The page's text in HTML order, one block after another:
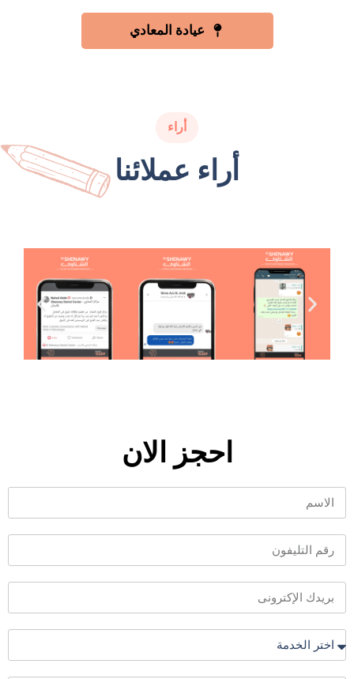
عيادة المعادي
أراء
أراء عملائنا
احجز الان